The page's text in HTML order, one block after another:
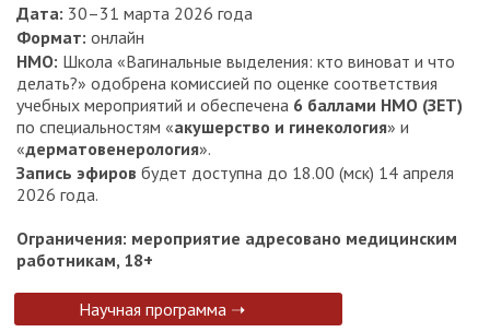
Дата: 30–31 марта 2026 года
Формат: онлайн
НМО: Школа «Вагинальные выделения: кто виноват и что
делать?» одобрена комиссией по оценке соответствия
учебных мероприятий и обеспечена 6 баллами НМО (ЗЕТ)
по специальностям «акушерство и гинекология» и
«дерматовенерология».
Запись эфиров будет доступна до 18.00 (мск) 14 апреля
2026 года.
Ограничения: мероприятие адресовано медицинским
работникам, 18+
Научная программа ➝